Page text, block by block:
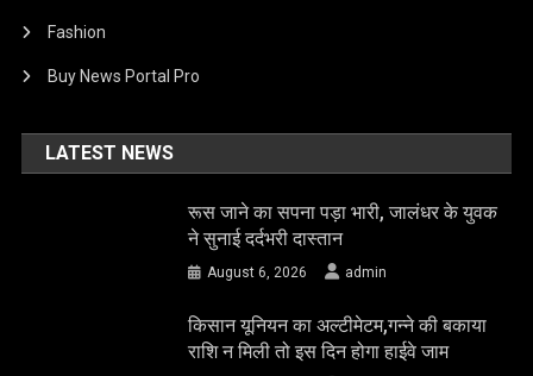
Fashion
Buy News Portal Pro
LATEST NEWS
रूस जाने का सपना पड़ा भारी, जालंधर के युवक
ने सुनाई दर्दभरी दास्तान
August 6, 2026 admin
किसान यूनियन का अल्टीमेटम,गन्ने की बकाया
राशि न मिली तो इस दिन होगा हाईवे जाम